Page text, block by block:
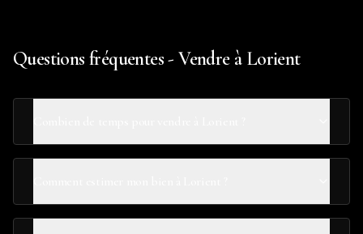
Questions fréquentes - Vendre à Lorient